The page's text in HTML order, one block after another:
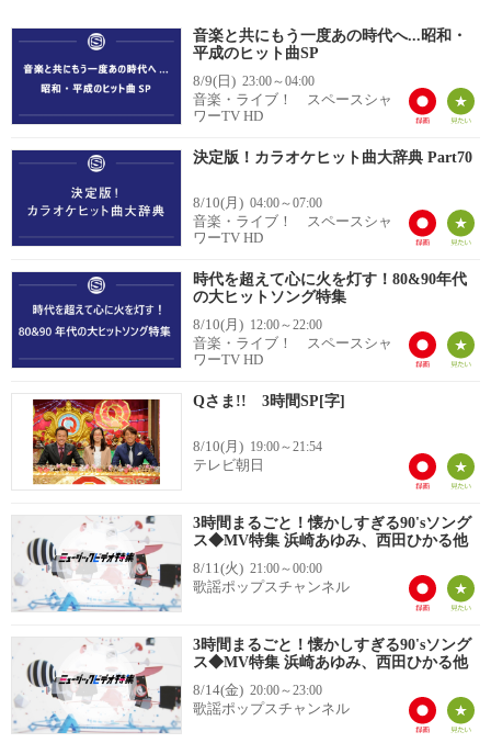
音楽と共にもう一度あの時代へ...昭和・
平成のヒット曲SP
8/9(日) 23:00～04:00
音楽・ライブ！ スペースシャ
ワーTV HD
決定版！カラオケヒット曲大辞典 Part70
8/10(月) 04:00～07:00
音楽・ライブ！ スペースシャ
ワーTV HD
時代を超えて心に火を灯す！80&90年代
の大ヒットソング特集
8/10(月) 12:00～22:00
音楽・ライブ！ スペースシャ
ワーTV HD
Qさま!! 3時間SP[字]
8/10(月) 19:00～21:54
テレビ朝日
3時間まるごと！懐かしすぎる90'sソング
ス◆MV特集 浜崎あゆみ、西田ひかる他
8/11(火) 21:00～00:00
歌謡ポップスチャンネル
3時間まるごと！懐かしすぎる90'sソング
ス◆MV特集 浜崎あゆみ、西田ひかる他
8/14(金) 20:00～23:00
歌謡ポップスチャンネル